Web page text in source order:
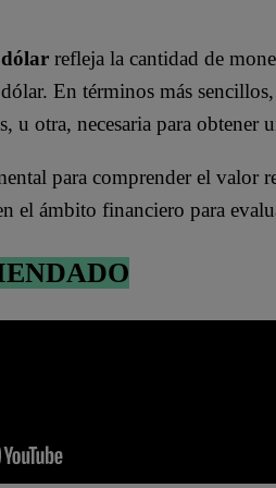
dólar refleja la cantidad de
En términos más
u otra, necesaria para obtener
para comprender el valor
el ámbito financiero para